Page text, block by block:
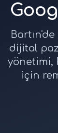
dijital
yönetimi,
için